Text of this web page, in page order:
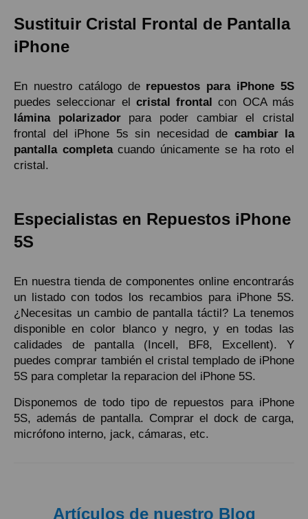
Sustituir Cristal Frontal de Pantalla
iPhone
En nuestro catálogo de repuestos para iPhone 5S
puedes seleccionar el cristal frontal con OCA más
lámina polarizadorpara poder cambiar el cristal
frontal del iPhone 5s sin necesidad de cambiar la
pantalla completacuando únicamente se ha roto el
cristal.
Especialistas en Repuestos iPhone
5S
En nuestra tienda de componentes online encontrarás
un listado con todos los recambios para iPhone 5S.
¿Necesitas un cambio de pantalla táctil? La tenemos
disponible en color blanco y negro, y en todas las
calidades de pantalla (Incell, BF8, Excellent). Y
puedes comprar también el cristal templado de iPhone
5S para completar la reparacion del iPhone 5S.
Disponemos de todo tipo de repuestos para iPhone
5S, además de pantalla. Comprar el dock de carga,
micrófono interno, jack, cámaras, etc.
Artículos de nuestro Blog